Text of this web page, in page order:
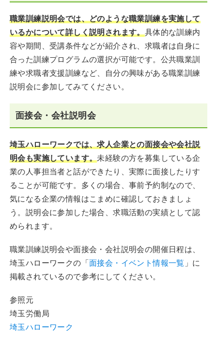
職業訓練説明会では、どのような職業訓練を実施して
いるかについて詳しく説明されます。具体的な訓練内
容や期間、受講条件などが紹介され、求職者は自身に
合った訓練プログラムの選択が可能です。公共職業訓
練や求職者支援訓練など、自分の興味がある職業訓練
説明会に参加してみてください。
面接会・会社説明会
埼玉ハローワークでは、求人企業との面接会や会社説
明会も実施しています。未経験の方を募集している企
業の人事担当者と話ができたり、実際に面接したりす
ることが可能です。多くの場合、事前予約制なので、
気になる企業の情報はこまめに確認しておきましょ
う。説明会に参加した場合、求職活動の実績として認
められます。
職業訓練説明会や面接会・会社説明会の開催日程は、
埼玉ハローワークの「面接会・イベント情報一覧 」に
掲載されているので参考にしてください。
参照元
埼玉労働局
埼玉ハローワーク